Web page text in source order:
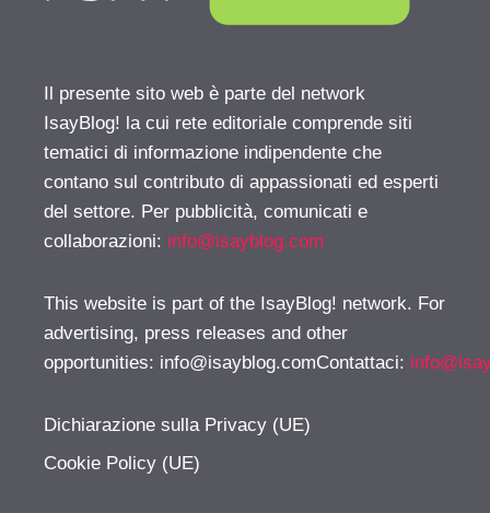
Il presente sito web è parte del network
IsayBlog! la cui rete editoriale comprende siti
tematici di informazione indipendente che
contano sul contributo di appassionati ed esperti
del settore. Per pubblicità, comunicati e
collaborazioni: info@isayblog.com
This website is part of the IsayBlog! network. For
advertising, press releases and other
opportunities: info@isayblog.comContattaci:
Dichiarazione sulla Privacy (UE)
Cookie Policy (UE)